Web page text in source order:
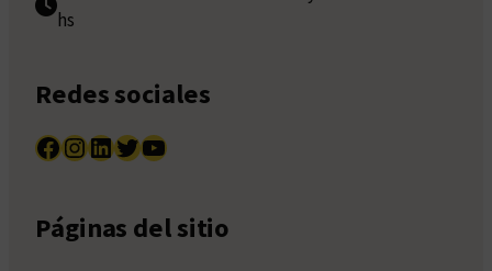
hs
Redes sociales
Facebook InstagramLinkedIn Twitter YouTube
Páginas del sitio